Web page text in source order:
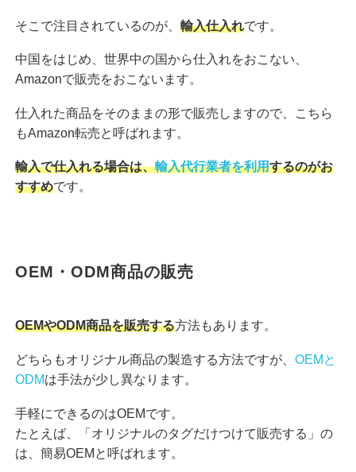
そこで注目されているのが、 輸入仕入れです。
中国をはじめ、世界中の国から仕入れをおこない、
Amazonで販売をおこないます。
仕入れた商品をそのままの形で販売しますので、こちら
もAmazon転売と呼ばれます。
輸入で仕入れる場合は、輸入代行業者を利用するのがお
すすめです。
OEM・ODM商品の販売
OEMやODM商品を販売する方法もあります。
どちらもオリジナル商品の製造する方法ですが、 OEMと
ODMは手法が少し異なります。
手軽にできるのはOEMです。
たとえば、「オリジナルのタグだけつけて販売する」の
は、簡易OEMと呼ばれます。